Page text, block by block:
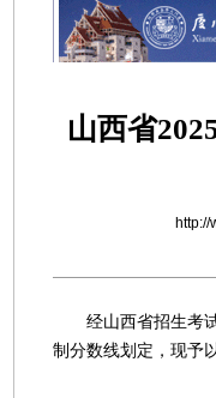
山西省
http://
经山西省招生考试
制分数线划定，现予